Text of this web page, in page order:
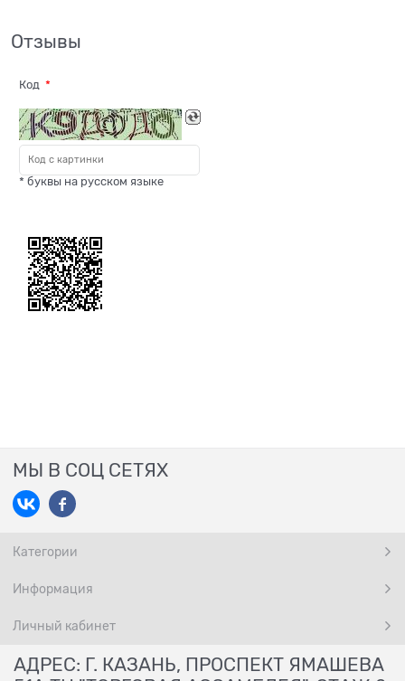
Отзывы
Код
* буквы на русском языке
МЫ В СОЦ СЕТЯХ
Категории
Информация
Личный кабинет
АДРЕС: Г. КАЗАНЬ, ПРОСПЕКТ ЯМАШЕВА